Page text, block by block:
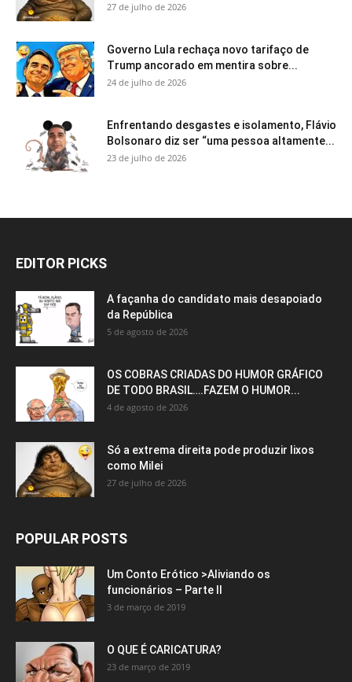
27 de julho de 2026
Governo Lula rechaça novo tarifaço de
Trump ancorado em mentira sobre...
24 de julho de 2026
Enfrentando desgastes e isolamento, Flávio
Bolsonaro diz ser “uma pessoa altamente...
23 de julho de 2026
EDITOR PICKS
A façanha do candidato mais desapoiado
da República
5 de agosto de 2026
OS COBRAS CRIADAS DO HUMOR GRÁFICO
DE TODO BRASIL….FAZEM O HUMOR...
4 de agosto de 2026
Só a extrema direita pode produzir lixos
como Milei
27 de julho de 2026
POPULAR POSTS
Um Conto Erótico >Aliviando os
funcionários – Parte II
3 de março de 2019
O QUE É CARICATURA?
23 de março de 2019